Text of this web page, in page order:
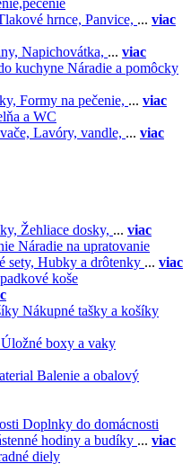
hrnce, Panvice, ... viac
Napichovátka, ... viac
Náradie a pomôcky
Formy na pečenie, ... viac
a WC
Lavóry, vandle, ... viac
Žehliace dosky, ... viac
Náradie na upratovanie
sety, Hubky a drôtenky ... viac
koše
Nákupné tašky a košíky
Úložné boxy a vaky
Balenie a obalový
Doplnky do domácnosti
hodiny a budíky ... viac
diely